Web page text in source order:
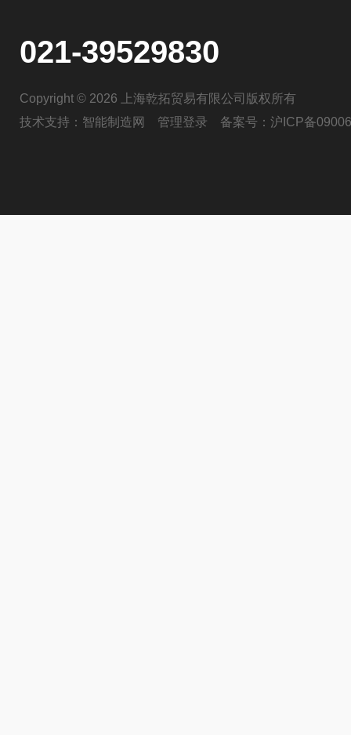
021-39529830
Copyright © 2026 上海乾拓贸易有限公司版权所有
技术支持： 智能制造网 管理登录 备案号： 沪ICP备